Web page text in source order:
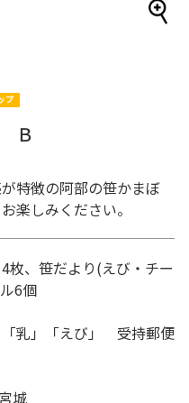
Ｂ
特徴の阿部の笹かまぼ
楽しみください。
、笹だより(えび・チー
6個
乳」「えび」 受持郵便
城